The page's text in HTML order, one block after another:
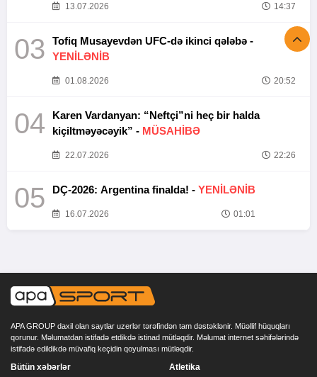
13.07.2026 14:37
03
Tofiq Musayevdən UFC-də ikinci qələbə -
YENİLƏNİB
01.08.2026 20:52
04
Karen Vardanyan: “Neftçi”ni heç bir halda
kiçiltməyəcəyik” - MÜSAHİBƏ
22.07.2026 22:26
05 DÇ-2026: Argentina finalda! - YENİLƏNİB
16.07.2026 01:01
APA GROUP daxil olan saytlar uzerlər tərəfindən tam dəstəklənir. Müəllif hüquqları
qorunur. Məlumatdan istifadə etdikdə istinad mütləqdir. Məlumat internet səhifələrində
istifadə edildikdə müvafiq keçidin qoyulması mütləqdir.
Bütün xəbərlər Atletika